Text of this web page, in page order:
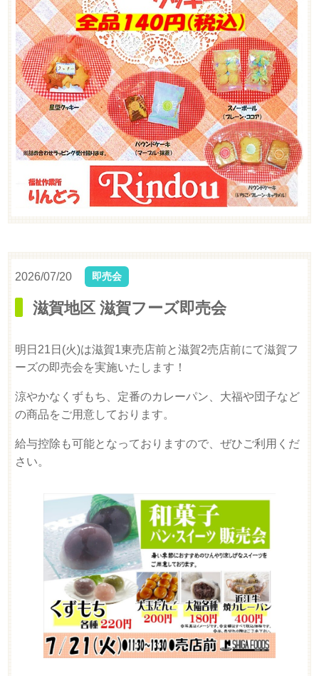
2026/07/20 即売会
滋賀地区 滋賀フーズ即売会
明日21日(火)は滋賀1東売店前と滋賀2売店前にて滋賀フ
ーズの即売会を実施いたします！
涼やかなくずもち、定番のカレーパン、大福や団子など
の商品をご用意しております。
給与控除も可能となっておりますので、ぜひご利用くだ
さい。